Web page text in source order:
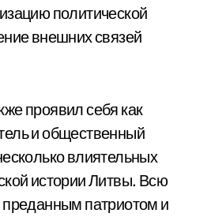
политической
внешних связей
проявил себя как
и общественный
влиятельных
истории Литвы. Всю
патриотом и